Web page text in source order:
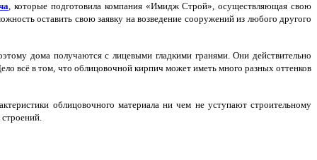
, которые подготовила компания «Имидж Строй», осуществляющая свою
оставить свою заявку на возведение сооружений из любого другого
дома получаются с лицевыми гладкими гранями. Они действительно
всё в том, что облицовочной кирпич может иметь много разных оттенков
облицовочного материала ни чем не уступают строительному
строений.